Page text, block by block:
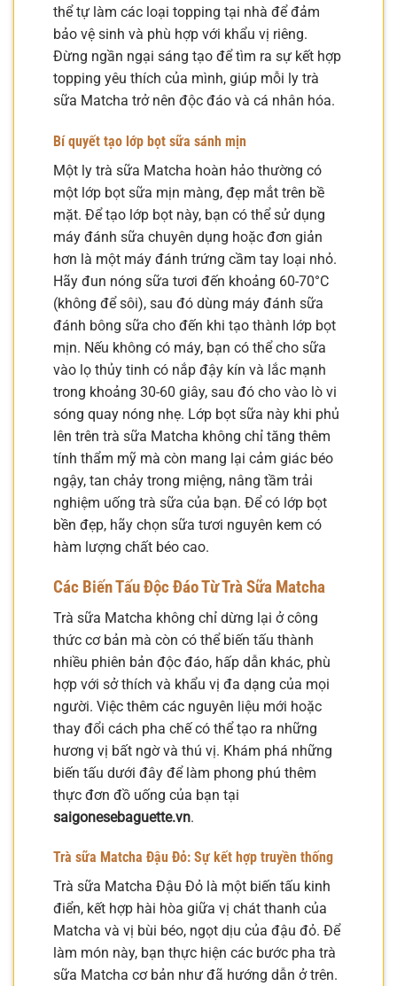
thể tự làm các loại topping tại nhà để đảm
bảo vệ sinh và phù hợp với khẩu vị riêng.
Đừng ngần ngại sáng tạo để tìm ra sự kết hợp
topping yêu thích của mình, giúp mỗi ly trà
sữa Matcha trở nên độc đáo và cá nhân hóa.
Bí quyết tạo lớp bọt sữa sánh mịn
Một ly trà sữa Matcha hoàn hảo thường có
một lớp bọt sữa mịn màng, đẹp mắt trên bề
mặt. Để tạo lớp bọt này, bạn có thể sử dụng
máy đánh sữa chuyên dụng hoặc đơn giản
hơn là một máy đánh trứng cầm tay loại nhỏ.
Hãy đun nóng sữa tươi đến khoảng 60-70°C
(không để sôi), sau đó dùng máy đánh sữa
đánh bông sữa cho đến khi tạo thành lớp bọt
mịn. Nếu không có máy, bạn có thể cho sữa
vào lọ thủy tinh có nắp đậy kín và lắc mạnh
trong khoảng 30-60 giây, sau đó cho vào lò vi
sóng quay nóng nhẹ. Lớp bọt sữa này khi phủ
lên trên trà sữa Matcha không chỉ tăng thêm
tính thẩm mỹ mà còn mang lại cảm giác béo
ngậy, tan chảy trong miệng, nâng tầm trải
nghiệm uống trà sữa của bạn. Để có lớp bọt
bền đẹp, hãy chọn sữa tươi nguyên kem có
hàm lượng chất béo cao.
Các Biến Tấu Độc Đáo Từ Trà Sữa Matcha
Trà sữa Matcha không chỉ dừng lại ở công
thức cơ bản mà còn có thể biến tấu thành
nhiều phiên bản độc đáo, hấp dẫn khác, phù
hợp với sở thích và khẩu vị đa dạng của mọi
người. Việc thêm các nguyên liệu mới hoặc
thay đổi cách pha chế có thể tạo ra những
hương vị bất ngờ và thú vị. Khám phá những
biến tấu dưới đây để làm phong phú thêm
thực đơn đồ uống của bạn tại
saigonesebaguette.vn.
Trà sữa Matcha Đậu Đỏ: Sự kết hợp truyền thống
Trà sữa Matcha Đậu Đỏ là một biến tấu kinh
điển, kết hợp hài hòa giữa vị chát thanh của
Matcha và vị bùi béo, ngọt dịu của đậu đỏ. Để
làm món này, bạn thực hiện các bước pha trà
sữa Matcha cơ bản như đã hướng dẫn ở trên.